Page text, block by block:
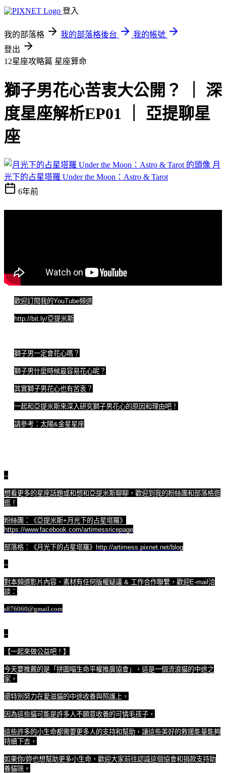
登入
我的部落格 我的部落格後台
我的帳號
登出
12星座攻略篇 星座算命
獅子男花心苦衷大公開？ ｜ 深
度星座解析EP01 ｜ 亞提聊星
座
月
光下的占星塔羅 Under the Moon：Astro & Tarot
6年前
歡迎訂閱我的YouTube頻道
http://bit.ly/亞提米斯
獅子男一定會花心嗎？
獅子男什麼時候最容易花心呢？
其實獅子男花心也有苦衷？
一起和亞提米斯來深入研究獅子男花心的原因和理由吧！
請參考：太陽&金星星座
--
想看更多的星座話題或和想和亞提米斯聊聊，歡迎到我的粉絲團和部落格逛
逛！
粉絲團：《亞提米斯+ 月光下的占星塔羅》
https://www.facebook.com/artimessricepage
部落格：《月光下的占星塔羅》 http://artimess.pixnet.net/blog
--
對本頻道影片內容、素材有任何版權疑議 & 工作合作聯繫，歡迎E-mail 洽
談：
s876060@gmail.com
--
【一起來做公益吧！】
今天要推薦的是「拼圖喵生命平權推廣協會」，這是一個流浪貓的中途之
家，
還特別努力在愛滋貓的中途收養與照護上，
因為這些貓可能是許多人不願意收養的可憐毛孩子，
這些許多的小生命都需要更多人的支持和幫助，讓這些美好的救援能量能夠
持續下去，
如果你/妳也想幫助更多小生命，歡迎大家前往認識這個協會和捐款支持助
養貓咪。